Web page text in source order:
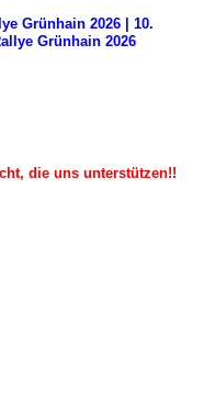
Grünhain 2026 | 10.
Grünhain 2026
die uns unterstützen!!